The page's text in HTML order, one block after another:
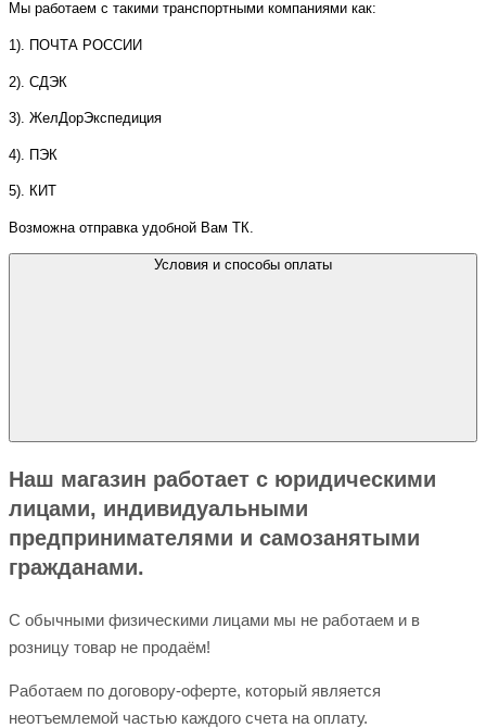
Мы работаем с такими транспортными компаниями как:
1). ПОЧТА РОССИИ
2). СДЭК
3). ЖелДорЭкспедиция
4). ПЭК
5). КИТ
Возможна отправка удобной Вам ТК.
Условия и способы оплаты
Наш магазин работает с юридическими
лицами, индивидуальными
предпринимателями и самозанятыми
гражданами.
С обычными физическими лицами мы не работаем и в
розницу товар не продаём!
Работаем по договору-оферте, который является
неотъемлемой частью каждого счета на оплату.